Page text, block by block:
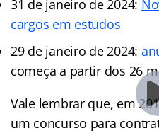
31 de janeiro de 2024:
cargos em estudos
29 de janeiro de 2024:
começa a partir dos 26
Vale lembrar que, em
um concurso para